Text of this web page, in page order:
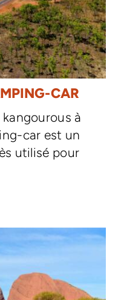
CAR
à
car est un
utilisé pour